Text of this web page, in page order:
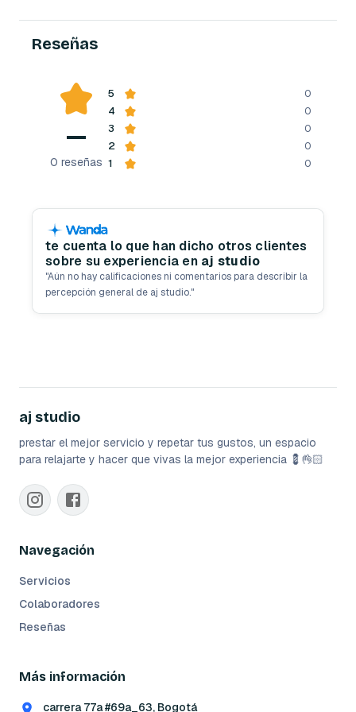
Reseñas
—
0 reseñas
5 0
4 0
3 0
2 0
1 0
te cuenta lo que han dicho otros clientes
sobre su experiencia en aj studio
"Aún no hay calificaciones ni comentarios para describir la
percepción general de aj studio."
aj studio
prestar el mejor servicio y repetar tus gustos, un espacio
para relajarte y hacer que vivas la mejor experiencia 💈👌🏻
Navegación
Servicios
Colaboradores
Reseñas
Más información
carrera 77a #69a_63, Bogotá